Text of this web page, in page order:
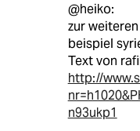
@heiko:
zur
beispiel
Text von
http://
n93ukp1